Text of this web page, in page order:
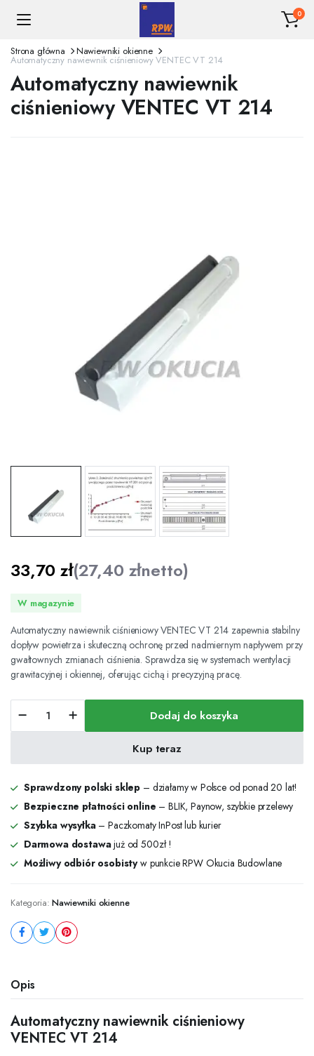
0
Strona główna Nawiewniki okienne
Automatyczny nawiewnik ciśnieniowy VENTEC VT 214
Automatyczny nawiewnik
ciśnieniowy VENTEC VT 214
33,70zł(27,40 złnetto)
W magazynie
Automatyczny nawiewnik ciśnieniowy VENTEC VT 214 zapewnia stabilny
dopływ powietrza i skuteczną ochronę przed nadmiernym napływem przy
gwałtownych zmianach ciśnienia. Sprawdza się w systemach wentylacji
grawitacyjnej i okiennej, oferując cichą i precyzyjną pracę.
nawiewnik
ciśnieniowy
ilość
Dodaj do koszyka
Kup teraz
Sprawdzony polski sklep – działamy w Polsce od ponad 20 lat!
Bezpieczne płatności online – BLIK, Paynow, szybkie przelewy
Szybka wysyłka– Paczkomaty InPost lub kurier
Darmowa dostawajuż od 500zł !
Możliwy odbiór osobistyw punkcie RPW Okucia Budowlane
Kategoria: Nawiewniki okienne
Opis
Automatyczny nawiewnik ciśnieniowy
VENTEC VT 214